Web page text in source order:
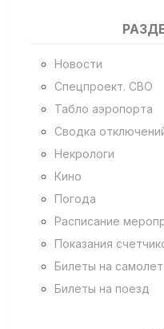
Новости
Спецпроект. СВО
Табло аэропорта
Сводка
Некрологи
Кино
Погода
Расписание
Показания
Билеты на самолет
Билеты на поезд